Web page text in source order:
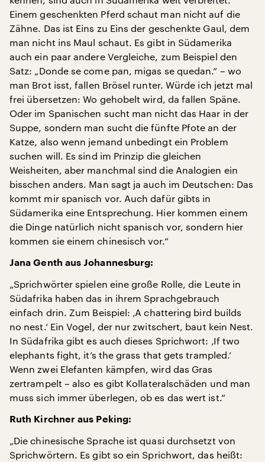
Einem geschenkten Pferd schaut man nicht auf die
Zähne. Das ist Eins zu Eins der geschenkte Gaul, dem
man nicht ins Maul schaut. Es gibt in Südamerika
auch ein paar andere Vergleiche, zum Beispiel den
Satz: „Donde se come pan, migas se quedan.“ – wo
man Brot isst, fallen Brösel runter. Würde ich jetzt mal
frei übersetzen: Wo gehobelt wird, da fallen Späne.
Oder im Spanischen sucht man nicht das Haar in der
Suppe, sondern man sucht die fünfte Pfote an der
Katze, also wenn jemand unbedingt ein Problem
suchen will. Es sind im Prinzip die gleichen
Weisheiten, aber manchmal sind die Analogien ein
bisschen anders. Man sagt ja auch im Deutschen: Das
kommt mir spanisch vor. Auch dafür gibts in
Südamerika eine Entsprechung. Hier kommen einem
die Dinge natürlich nicht spanisch vor, sondern hier
kommen sie einem chinesisch vor.“
Jana Genth aus Johannesburg:
„Sprichwörter spielen eine große Rolle, die Leute in
Südafrika haben das in ihrem Sprachgebrauch
einfach drin. Zum Beispiel: ‚A chattering bird builds
no nest.‘ Ein Vogel, der nur zwitschert, baut kein Nest.
In Südafrika gibt es auch dieses Sprichwort: ‚If two
elephants fight, it’s the grass that gets trampled.‘
Wenn zwei Elefanten kämpfen, wird das Gras
zertrampelt – also es gibt Kollateralschäden und man
muss sich immer überlegen, ob es das wert ist.“
Ruth Kirchner aus Peking:
„Die chinesische Sprache ist quasi durchsetzt von
Sprichwörtern. Es gibt so ein Sprichwort, das heißt: